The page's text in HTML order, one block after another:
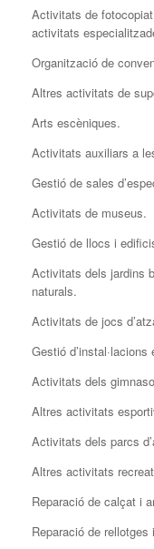
Activitats de
activitats
Organització de
Altres activitats de
Arts escèniques.
Activitats auxiliars a
Gestió de sales
Activitats de museus.
Gestió de llocs i
Activitats dels jardins
naturals.
Activitats de jocs
Gestió d’instal·lacions
Activitats dels
Altres activitats
Activitats dels parcs
Altres activitats
Reparació de calçat i
Reparació de rellotges